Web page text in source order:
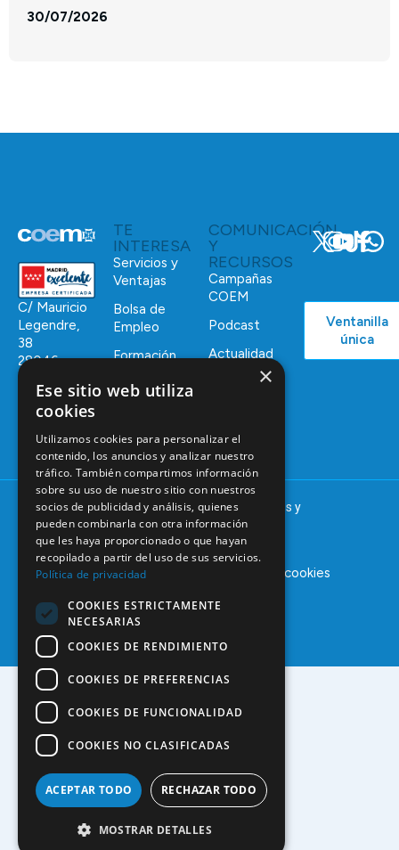
30/07/2026
C/ Mauricio
Legendre,
38
28046
Madrid
91 561 29 05
informacion@coem.org.es
TE
INTERESA
Servicios y
Ventajas
Bolsa de
Empleo
Formación
Tablón de
COMUNICACIÓN
Y
RECURSOS
Campañas
COEM
Podcast
Actualidad
Ventanilla
única
© 2025 – COEM – Colegio Oficial de Odontólogos y
Estomatólogos de la I región
Aviso legalPolítica de privacidad Política de cookies
×
Ese sitio web utiliza
cookies
Utilizamos cookies para personalizar el
contenido, los anuncios y analizar nuestro
tráfico. También compartimos información
sobre su uso de nuestro sitio con nuestros
socios de publicidad y análisis, quienes
pueden combinarla con otra información
que les haya proporcionado o que hayan
recopilado a partir del uso de sus servicios.
Política de privacidad
COOKIES ESTRICTAMENTE
NECESARIAS
COOKIES DE RENDIMIENTO
COOKIES DE PREFERENCIAS
COOKIES DE FUNCIONALIDAD
COOKIES NO CLASIFICADAS
ACEPTAR TODO RECHAZAR TODO
MOSTRAR DETALLES